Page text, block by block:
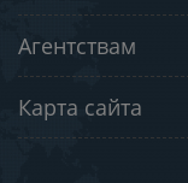
Агентствам
Карта сайта